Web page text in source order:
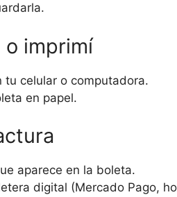
o imprimí
tu celular o computadora.
en papel.
aparece en la boleta.
digital (Mercado Pago,